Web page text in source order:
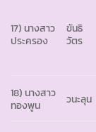
17) นางสาว
ประครอง
ขันธิ
วัตร
18) นางสาว
ทองพูน
วนะลุน